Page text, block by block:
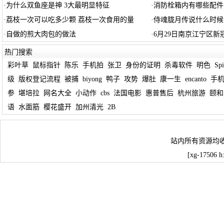
· 为什么双鱼座是神 3大最明显特征 ·消防栓箱内有哪些配
·荔枝一次可以吃多少颗 荔枝一次食用的量 ·侍魂胧月传说什么时
· 自做的煎大肉包的做法 ·6月29日南京江宁区新
热门搜索
彩叶草
鼠标指针 陈乐 手机拍 张卫 身份的证明 杀毒软件 明色
级
版权登记流程 被捕 biyong 鸭子 攻势 爆肚 康一生 encanto 手
参 堪培拉 网名大全 小动作 cbs 法国电影 惠普售后 杭州旅游
颐
语 水面筋 樱花盛开 加州清光 2B
站内所有资源均
[xg-17506